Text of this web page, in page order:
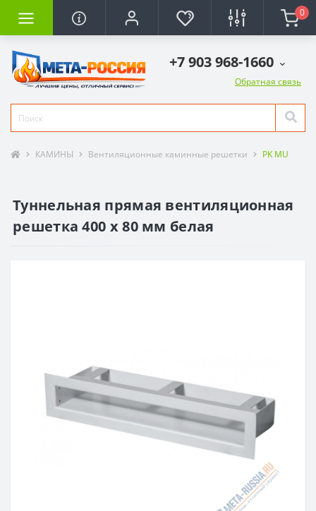
0
+7 903 968-1660
Обратная связь
КАМИНЫ Вентиляционные каминные решетки PK MU
Туннельная прямая вентиляционная
решетка 400 х 80 мм белая